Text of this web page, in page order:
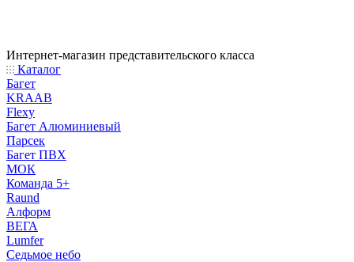
Интернет-магазин представительского класса
Каталог
Багет
KRAAB
Flexy
Багет Алюминиевый
Парсек
Багет ПВХ
МОК
Команда 5+
Raund
Алформ
ВЕГА
Lumfer
Седьмое небо